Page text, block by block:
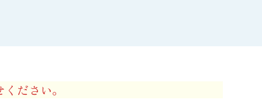
ださい。